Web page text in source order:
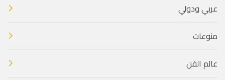
عربي ودولي
منوعات
عالم الفن